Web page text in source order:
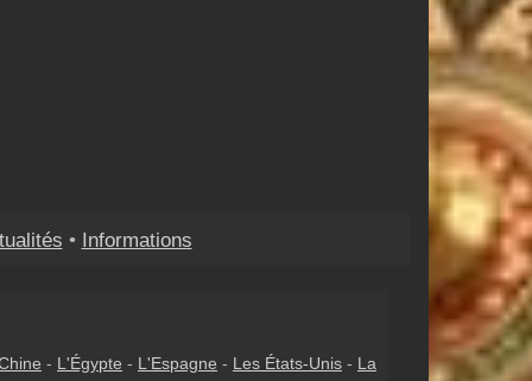
• Informations
- L'Égypte - L'Espagne - Les États-Unis - La